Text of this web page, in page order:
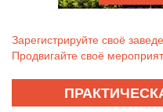
Зарегистрируйте своё
Продвигайте своё